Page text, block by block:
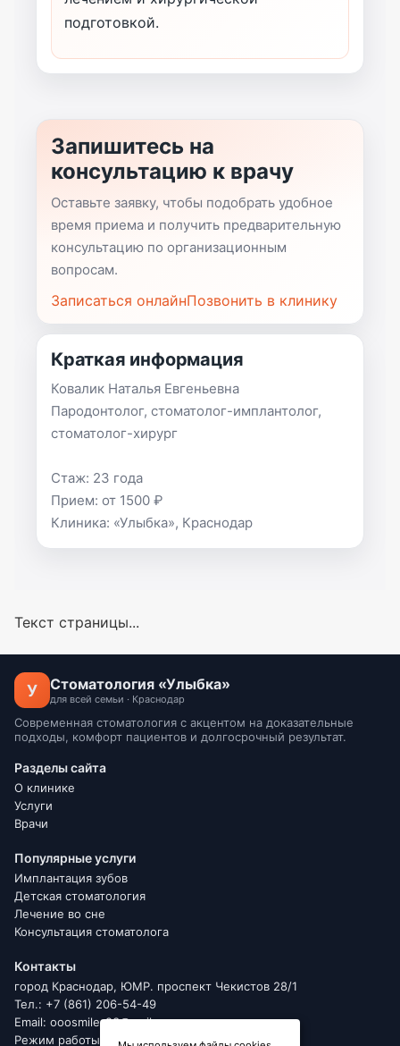
подготовкой.
Запишитесь на
консультацию к врачу
Оставьте заявку, чтобы подобрать удобное
время приема и получить предварительную
консультацию по организационным
вопросам.
Записаться онлайнПозвонить в клинику
Краткая информация
Ковалик Наталья Евгеньевна
Пародонтолог, стоматолог-имплантолог,
стоматолог-хирург
Стаж: 23 года
Прием: от 1500 ₽
Клиника: «Улыбка», Краснодар
Текст страницы...
У Стоматология «Улыбка»
для всей семьи · Краснодар
Современная стоматология с акцентом на доказательные
подходы, комфорт пациентов и долгосрочный результат.
Разделы сайта
О клинике
Услуги
Врачи
Популярные услуги
Имплантация зубов
Детская стоматология
Лечение во сне
Консультация стоматолога
Контакты
город Краснодар, ЮМР. проспект Чекистов 28/1
Тел.: +7 (861) 206-54-49
Email: ooosmile_23@mail.ru
Режим работы